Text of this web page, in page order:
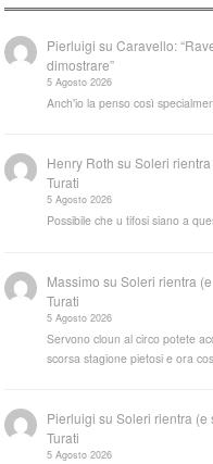
Pierluigi suCaravello:
dimostrare”
5 Agosto 2026
Anch'io la penso così
Henry Roth suSoleri
Turati
5 Agosto 2026
Possibile che u tifosi siano a
Massimo suSoleri rientra
Turati
5 Agosto 2026
Servono cloun al circo potete
scorsa stagione pietosi e ora
Pierluigi suSoleri rientra (e
Turati
5 Agosto 2026